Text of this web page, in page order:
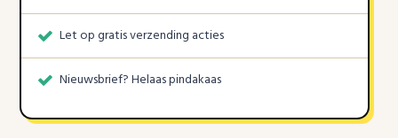
Let op gratis verzending acties
Nieuwsbrief? Helaas pindakaas